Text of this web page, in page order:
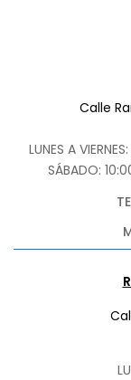
Calle
LUNES A
SÁBADO: